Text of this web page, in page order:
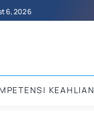
6, 2026
KEAHLIAN